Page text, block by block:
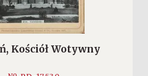
Kościół Wotywny